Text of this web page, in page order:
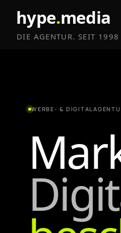
hype.media
DIE AGENTUR. SEIT 1998
WERBE- &